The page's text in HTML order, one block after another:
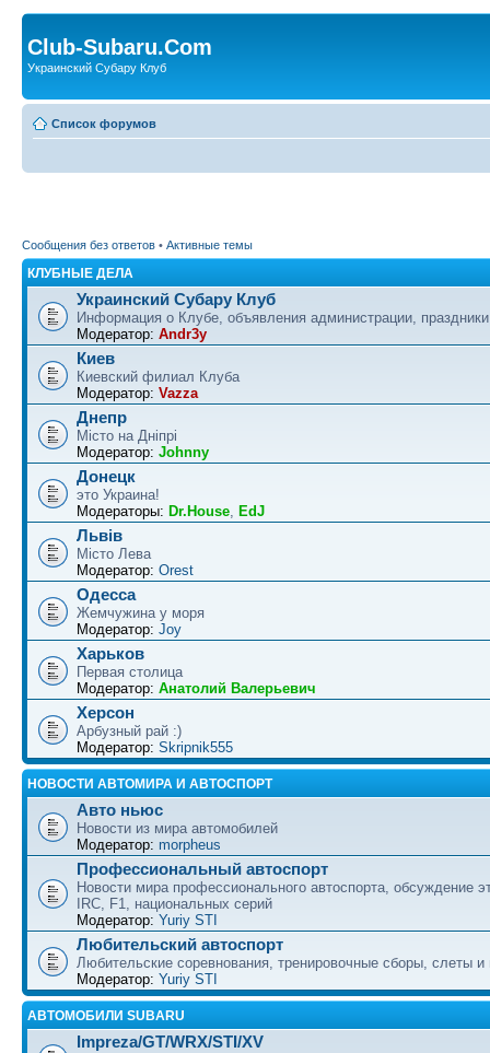
Club-Subaru.Com
Украинский Субару Клуб
Список форумов
Сообщения без ответов • Активные темы
КЛУБНЫЕ ДЕЛА
Украинский Субару Клуб
Информация о Клубе, объявления администрации,
Модератор: Andr3y
Киев
Киевский филиал Клуба
Модератор: Vazza
Днепр
Місто на Дніпрі
Модератор: Johnny
Донецк
это Украина!
Модераторы: Dr.House, EdJ
Львів
Місто Лева
Модератор: Orest
Одесса
Жемчужина у моря
Модератор: Joy
Харьков
Первая столица
Модератор: Анатолий Валерьевич
Херсон
Арбузный рай :)
Модератор: Skripnik555
НОВОСТИ АВТОМИРА И АВТОСПОРТ
Авто ньюс
Новости из мира автомобилей
Модератор: morpheus
Профессиональный автоспорт
Новости мира профессионального автоспорта, обсуждение
IRC, F1, национальных серий
Модератор: Yuriy STI
Любительский автоспорт
Любительские соревнования, тренировочные сборы, слеты и
Модератор: Yuriy STI
АВТОМОБИЛИ SUBARU
Impreza/GT/WRX/STI/XV